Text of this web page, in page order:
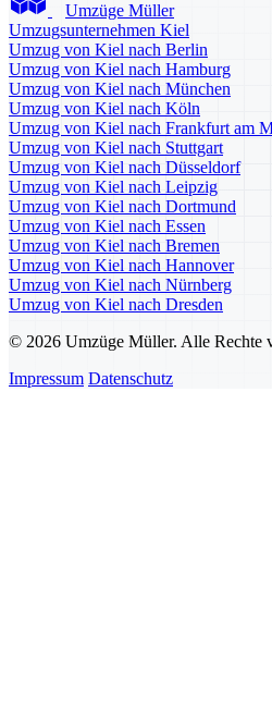
Umzüge Müller
Umzugsunternehmen Kiel
Umzug von Kiel nach Berlin
Umzug von Kiel nach Hamburg
Umzug von Kiel nach München
Umzug von Kiel nach Köln
Umzug von Kiel nach Frankfurt am
Umzug von Kiel nach Stuttgart
Umzug von Kiel nach Düsseldorf
Umzug von Kiel nach Leipzig
Umzug von Kiel nach Dortmund
Umzug von Kiel nach Essen
Umzug von Kiel nach Bremen
Umzug von Kiel nach Hannover
Umzug von Kiel nach Nürnberg
Umzug von Kiel nach Dresden
© 2026 Umzüge Müller. Alle Rechte
Impressum Datenschutz